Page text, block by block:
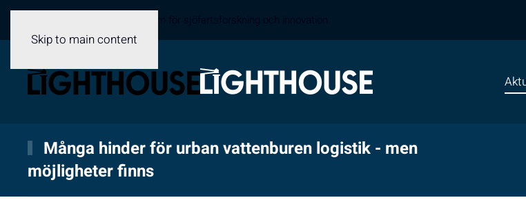
Skip to main content
Många hinder för urban vattenburen logistik - men
möjligheter finns